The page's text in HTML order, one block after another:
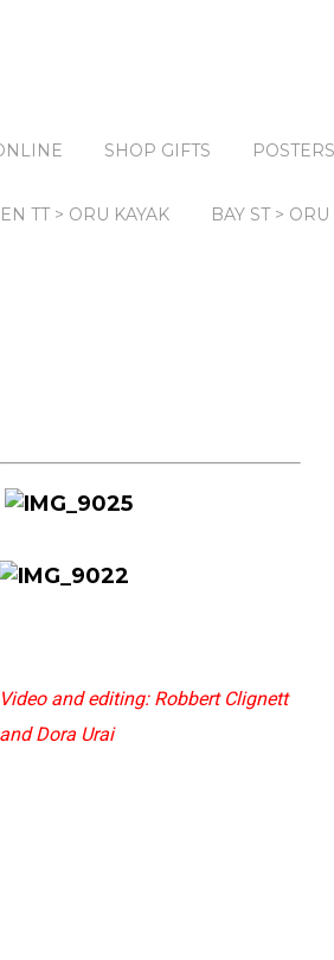
SHOP GIFTS
TT > ORU KAYAK BAY ST > ORU
Video and editing: Robbert Clignett
and Dora Urai